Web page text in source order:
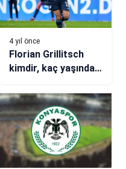
4 yıl önce
Florian Grillitsch
kimdir, kaç yaşında?
nereli, hangi
takımlarda oynadı?